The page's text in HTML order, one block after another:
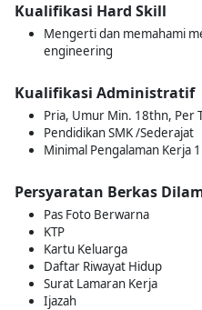
Kualifikasi Hard Skill
Mengerti dan memahami
engineering
Kualifikasi Administratif
Pria, Umur Min. 18thn, Per
Pendidikan SMK /Sederajat
Minimal Pengalaman Kerja
Persyaratan Berkas
Pas Foto Berwarna
KTP
Kartu Keluarga
Daftar Riwayat Hidup
Surat Lamaran Kerja
Ijazah